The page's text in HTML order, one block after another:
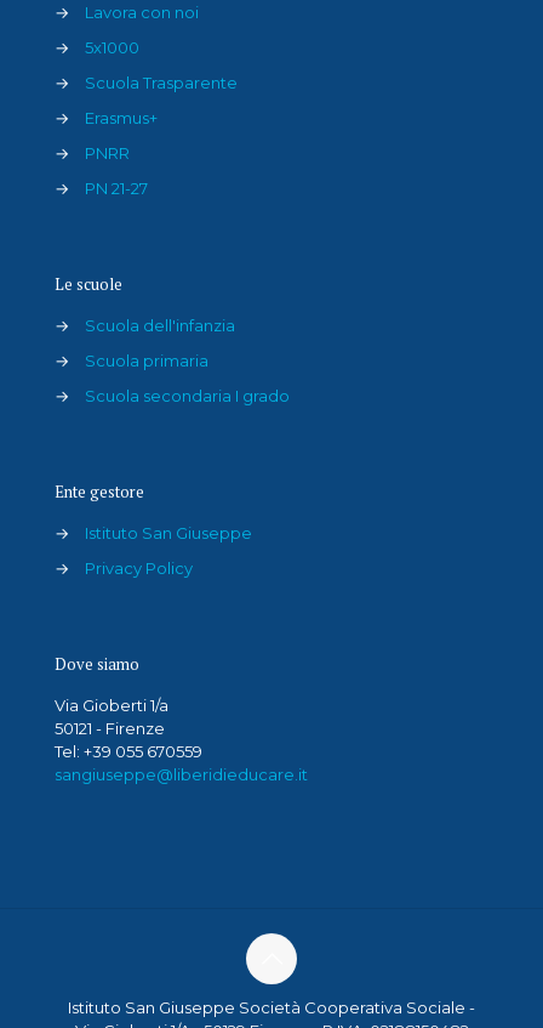
→
Lavora con noi
→
5x1000
→
Scuola Trasparente
→
Erasmus+
→
PNRR
→
PN 21-27
Le scuole
→
Scuola dell'infanzia
→
Scuola primaria
→
Scuola secondaria I grado
Ente gestore
→
Istituto San Giuseppe
→
Privacy Policy
Dove siamo
Via Gioberti 1/a
50121 - Firenze
Tel: +39 055 670559
sangiuseppe@liberidieducare.it
Istituto San Giuseppe Società Cooperativa Sociale -